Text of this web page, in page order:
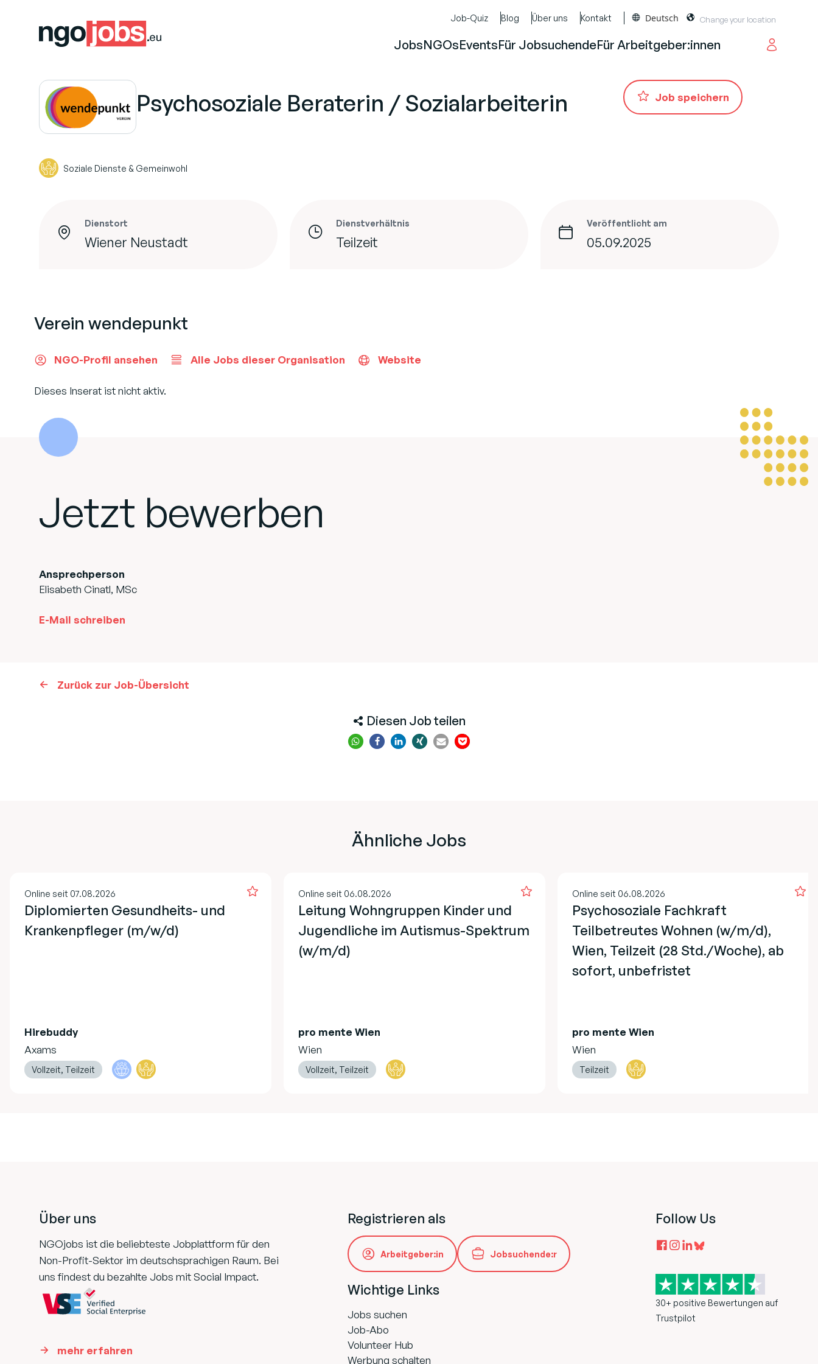
Job-Quiz Blog Über uns Kontakt Deutsch
JobsNGOsEventsFür JobsuchendeFür Arbeitgeber:innen
Psychosoziale Beraterin / Sozialarbeiterin
Soziale Dienste & Gemeinwohl
Job speichern
Dienstort
Wiener Neustadt
Dienstverhältnis
Teilzeit
Veröffentlicht am
05.09.2025
Verein wendepunkt
NGO-Profil ansehen Alle Jobs dieser Organisation Website
Dieses Inserat ist nicht aktiv.
Jetzt bewerben
Ansprechperson
Elisabeth Cinatl, MSc
E-Mail schreiben
Zurück zur Job-Übersicht
Diesen Job teilen
Ähnliche Jobs
Online seit 07.08.2026
Diplomierten Gesundheits- und
Krankenpfleger (m/w/d)
Hirebuddy
Axams
Vollzeit, Teilzeit
Online seit 06.08.2026
Leitung Wohngruppen Kinder und
Jugendliche im Autismus-Spektrum
(w/m/d)
pro mente Wien
Wien
Vollzeit, Teilzeit
Online seit 06.08.2026
Psychosoziale Fachkraft
Teilbetreutes Wohnen (w/m/d),
Wien, Teilzeit (28 Std./Woche), ab
sofort, unbefristet
pro mente Wien
Wien
Teilzeit
Über uns
NGOjobs ist die beliebteste Jobplattform für den
Non-Profit-Sektor im deutschsprachigen Raum. Bei
uns findest du bezahlte Jobs mit Social Impact.
mehr erfahren
Registrieren als
Arbeitgeber:in Jobsuchende:r
Wichtige Links
Jobs suchen
Job-Abo
Volunteer Hub
Werbung schalten
Follow Us
30+ positive Bewertungen auf
Trustpilot